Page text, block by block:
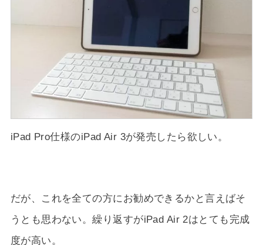
iPad Pro仕様のiPad Air 3が発売したら欲しい。
だが、これを全ての方にお勧めできるかと言えばそ
うとも思わない。繰り返すがiPad Air 2はとても完成
度が高い。